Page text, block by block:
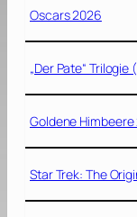
Oscars 2026
„Der Pate“
Goldene
Star Trek: The